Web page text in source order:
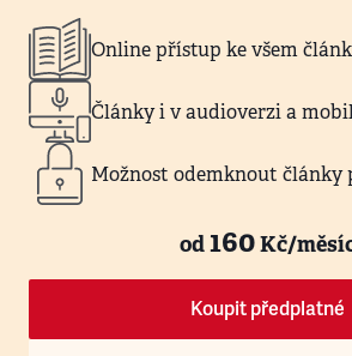
Online přístup ke všem
Články i v audioverzi a
Možnost odemknout články
od160Kč/
Koupit předplatné